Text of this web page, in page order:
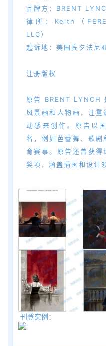
品牌方：BRENT
律所：Keith（
LLC）
起诉地：美国宾夕法尼
注册版权
原告 BRENT LYNCH
风景画和人物画，注
动感来创作。原告以
名，例如芭蕾舞、歌
育赛事。原告还曾获得
奖项，涵盖插画和设计
刊登实例：